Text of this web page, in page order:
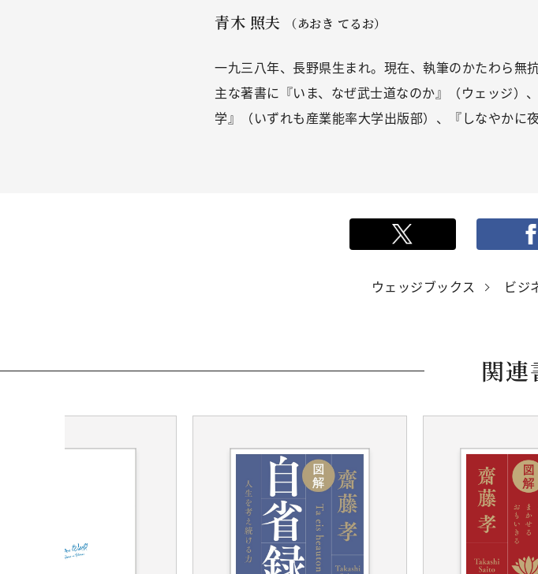
青木 照夫 （あおき てるお）
一九三八年、長野県生まれ。現在、執筆のかたわら無
主な著書に『いま、なぜ武士道なのか』（ウェッジ）
学』（いずれも産業能率大学出版部）、『しなやかに
ウェッジブックス ビジ
関連